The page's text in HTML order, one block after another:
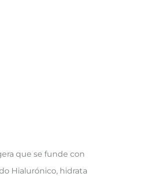
que se funde con
Hialurónico, hidrata